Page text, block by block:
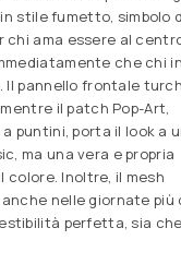
stile fumetto, simbolo
chi ama essere al
che chi
Il pannello frontale
il patch Pop-Art,
puntini, porta il look a
ma una vera e propria
colore. Inoltre, il mesh
nelle giornate più
perfetta, sia